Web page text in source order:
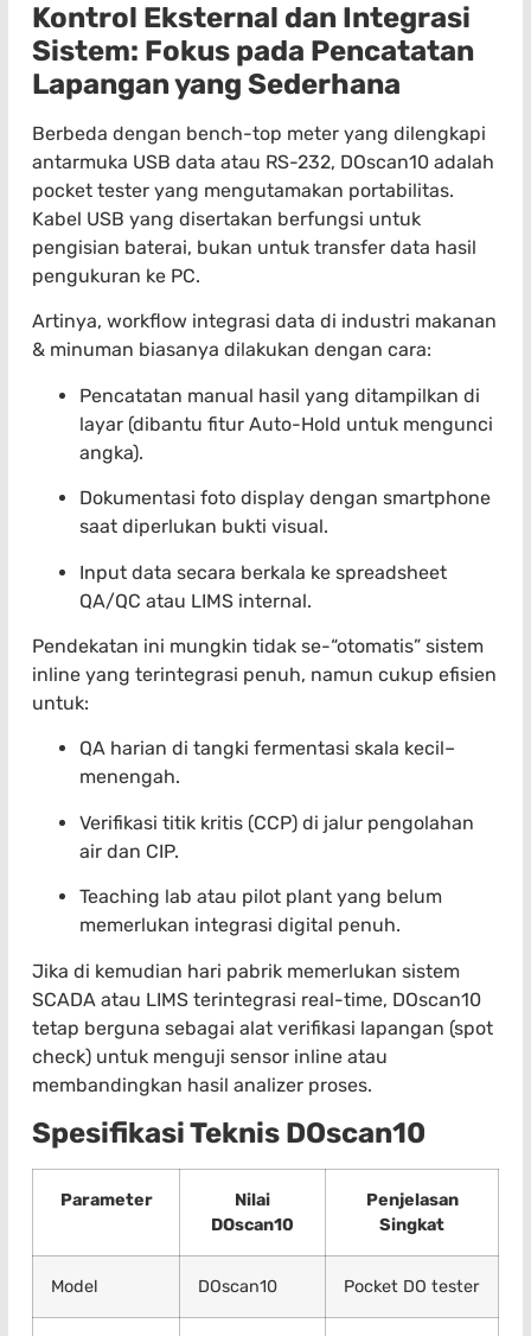
Kontrol Eksternal dan Integrasi
Sistem: Fokus pada Pencatatan
Lapangan yang Sederhana
Berbeda dengan bench-top meter yang dilengkapi
antarmuka USB data atau RS-232, DOscan10 adalah
pocket tester yang mengutamakan portabilitas.
Kabel USB yang disertakan berfungsi untuk
pengisian baterai, bukan untuk transfer data hasil
pengukuran ke PC.
Artinya, workflow integrasi data di industri makanan
& minuman biasanya dilakukan dengan cara:
Pencatatan manual hasil yang ditampilkan di
layar (dibantu fitur Auto-Hold untuk mengunci
angka).
Dokumentasi foto display dengan smartphone
saat diperlukan bukti visual.
Input data secara berkala ke spreadsheet
QA/QC atau LIMS internal.
Pendekatan ini mungkin tidak se-“otomatis” sistem
inline yang terintegrasi penuh, namun cukup efisien
untuk:
QA harian di tangki fermentasi skala kecil–
menengah.
Verifikasi titik kritis (CCP) di jalur pengolahan
air dan CIP.
Teaching lab atau pilot plant yang belum
memerlukan integrasi digital penuh.
Jika di kemudian hari pabrik memerlukan sistem
SCADA atau LIMS terintegrasi real-time, DOscan10
tetap berguna sebagai alat verifikasi lapangan (spot
check) untuk menguji sensor inline atau
membandingkan hasil analizer proses.
Spesifikasi Teknis DOscan10
Parameter
Nilai
DOscan10
Penjelasan
Singkat
Model DOscan10 Pocket DO tester